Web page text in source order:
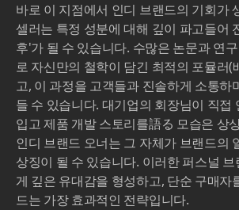
바로 이 지점에서 인디 브랜드의 기회가
셀러는 특정 성분에 대해 깊이 파고들어
후'가 될 수 있습니다. 수많은 논문과 연
로 자신만의 철학이 담긴 최적의 포뮬러(
고, 이 과정을 고객들과 진솔하게 소통하
들 수 있습니다. 대기업의 회장님이 직접
입고 제품 개발 스토리를語る 모습은 상
인디 브랜드 오너는 그 자체가 브랜드의
상징이 될 수 있습니다. 이러한 퍼스널
게 깊은 유대감을 형성하고, 단순 구매자
드는 가장 효과적인 전략입니다.